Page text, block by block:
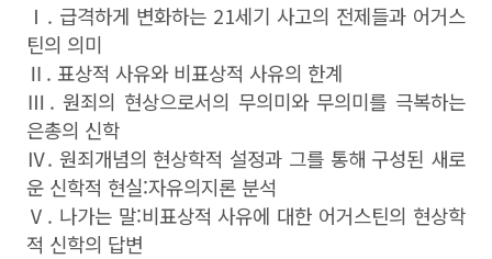
Ⅰ. 급격하게 변화하는 21세기 사고의 전제들과 어거스
틴의 의미
Ⅱ. 표상적 사유와 비표상적 사유의 한계
Ⅲ. 원죄의 현상으로서의 무의미와 무의미를 극복하는
은총의 신학
Ⅳ. 원죄개념의 현상학적 설정과 그를 통해 구성된 새로
운 신학적 현실:자유의지론 분석
Ⅴ. 나가는 말:비표상적 사유에 대한 어거스틴의 현상학
적 신학의 답변